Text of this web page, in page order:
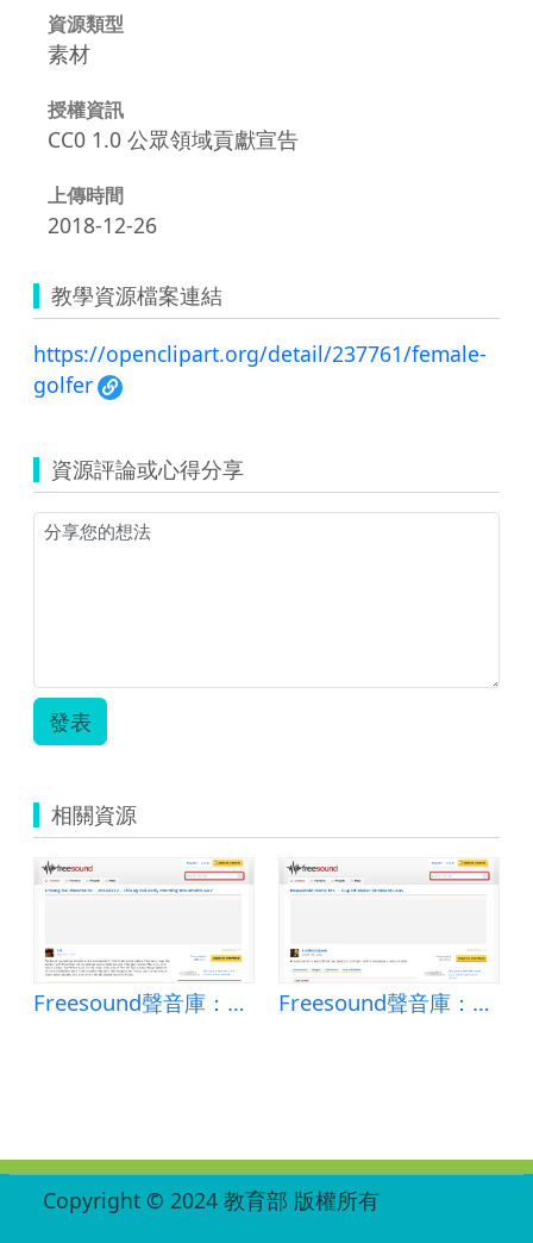
資源類型
素材
授權資訊
CC0 1.0 公眾領域貢獻宣告
上傳時間
2018-12-26
教學資源檔案連結
https://openclipart.org/detail/237761/female-
golfer
資源評論或心得分享
發表
相關資源
Freesound聲音庫：20140212 - Chiang Rai early morning mountains.wav Freesound聲音庫：Cup Of Water (Ambient).wav
Copyright © 2024 教育部 版權所有